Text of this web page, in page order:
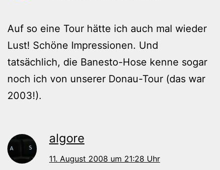
Auf so eine Tour hätte ich auch mal wieder
Lust! Schöne Impressionen. Und
tatsächlich, die Banesto-Hose kenne sogar
noch ich von unserer Donau-Tour (das war
2003!).
algore
11. August 2008 um 21:28 Uhr